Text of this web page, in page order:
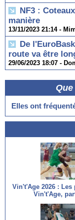
NF3 :
manière
13/11/2023 21:14 -
De
route va être
29/06/2023 18:07 -
Elles ont
Vin't'Age 2026 : Les
Vin't'Age,